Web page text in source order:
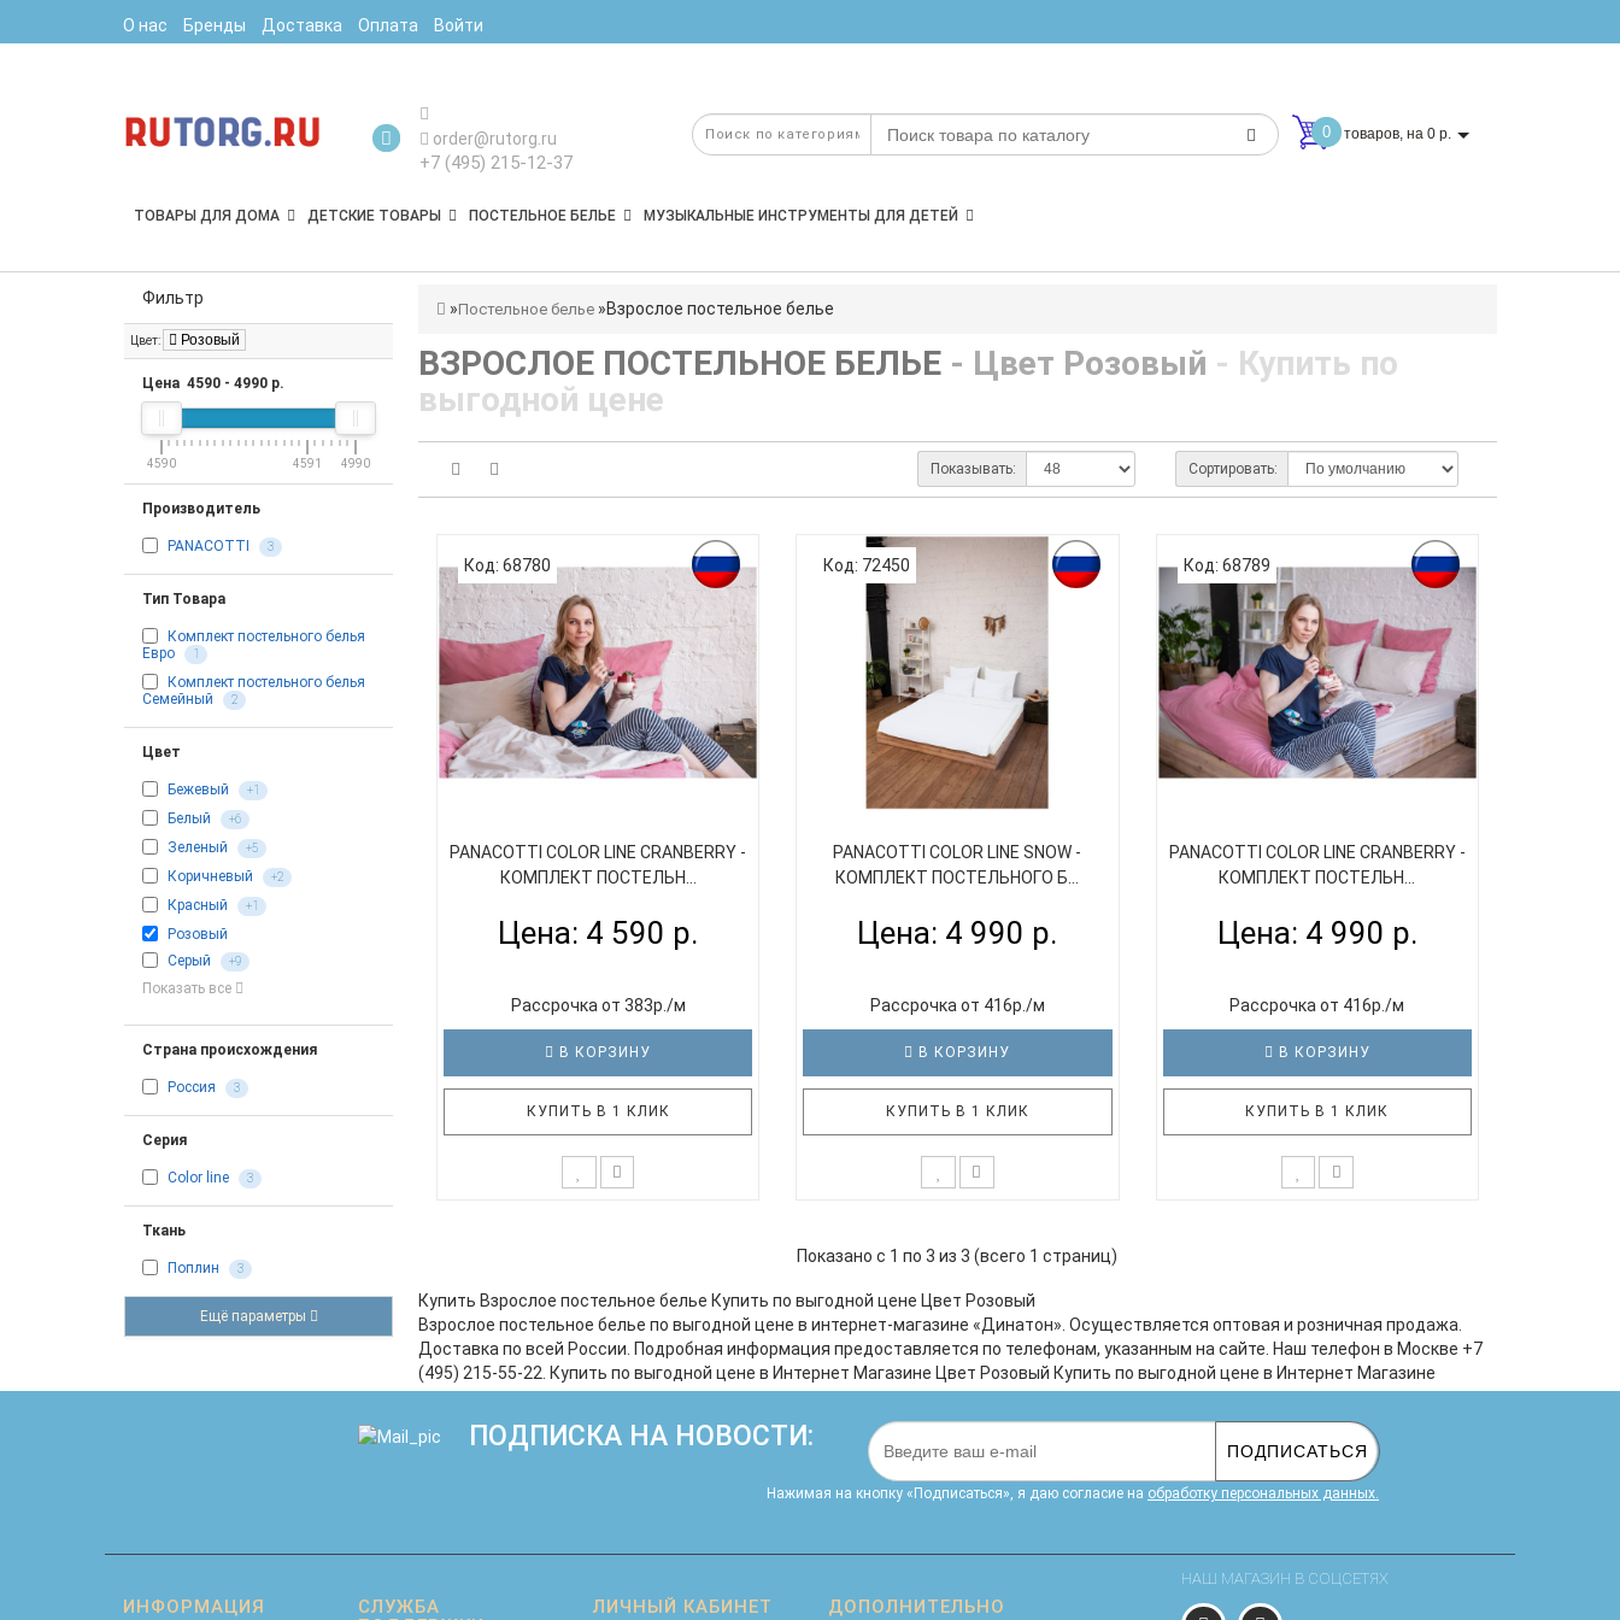
О нас Бренды Доставка Оплата Войти
order@rutorg.ru
+7 (495) 215-12-37
0 товаров, на 0 р.
ТОВАРЫ ДЛЯ ДОМА ДЕТСКИЕ ТОВАРЫ ПОСТЕЛЬНОЕ БЕЛЬЕ МУЗЫКАЛЬНЫЕ ИНСТРУМЕНТЫ ДЛЯ ДЕТЕЙ
Фильтр
Цвет: Розовый
Цена 4590 - 4990 р.
4590 4591 4990
Производитель
PANACOTTI 3
Тип Товара
Комплект постельного белья
Евро
1
Комплект постельного белья
Семейный
2
Цвет
Бежевый +1
Белый +6
Зеленый +5
Коричневый +2
Красный +1
Розовый
Серый
+9
Показать все
Страна происхождения
Россия 3
Серия
Color line 3
Ткань
Поплин 3
Ещё параметры
Постельное белье Взрослое постельное белье
ВЗРОСЛОЕ ПОСТЕЛЬНОЕ БЕЛЬЕ - Цвет Розовый - Купить по
выгодной цене
Сортировать:
Показывать:
Код: 68780
PANACOTTI COLOR LINE CRANBERRY -
КОМПЛЕКТ ПОСТЕЛЬН...
Цена: 4 590 р.
Рассрочка от 383р./м
В КОРЗИНУ
КУПИТЬ В 1 КЛИК
на резинке, которая подойдет не
только на тонкий матрас, но и на
более объемный - толщиной до 25 см.
Комплект Panacotti изготовлен из
поплина, хлоп..
Код: 72450
PANACOTTI COLOR LINE SNOW -
КОМПЛЕКТ ПОСТЕЛЬНОГО Б...
Цена: 4 990 р.
Рассрочка от 416р./м
В КОРЗИНУ
КУПИТЬ В 1 КЛИК
4 наволочки и 2 пододеяльника со
на резинке, которая подойдет не
только на тонкий матрас, но и на
более объемный - толщиной до 25 см.
Комплект Panacotti изготовлен из
поплина, хлопк..
Код: 68789
PANACOTTI COLOR LINE CRANBERRY -
КОМПЛЕКТ ПОСТЕЛЬН...
Цена: 4 990 р.
Рассрочка от 416р./м
В КОРЗИНУ
КУПИТЬ В 1 КЛИК
только на тонкий матрас, но и на
более объемный - толщиной до 25 см.
Комплект Panacotti изготовлен из
поплина, хлопк..
Показано с 1 по 3 из 3 (всего 1 страниц)
Купить Взрослое постельное белье Купить по выгодной цене Цвет Розовый
Взрослое постельное белье по выгодной цене в интернет-магазине «Динатон». Осуществляется оптовая и розничная продажа.
Доставка по всей России. Подробная информация предоставляется по телефонам, указанным на сайте. Наш телефон в Москве +7
(495) 215-55-22. Купить по выгодной цене в Интернет Магазине Цвет Розовый Купить по выгодной цене в Интернет Магазине
ПОДПИСКА НА НОВОСТИ: ПОДПИСАТЬСЯ
Нажимая на кнопку «Подписаться», я даю cогласие на обработку персональных данных.
ИНФОРМАЦИЯ
СЛУЖБА
ЛИЧНЫЙ КАБИНЕТ ДОПОЛНИТЕЛЬНО
НАШ МАГАЗИН В СОЦСЕТЯХ